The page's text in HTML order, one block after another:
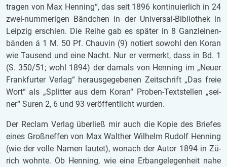
tra­gen von Max Hen­ning“, das seit 1896 kon­ti­nu­ier­lich in 24
zwei-num­me­ri­gen Bänd­chen in der Uni­ver­sal-Bi­blio­thek in
Leip­zig er­schien. Die Reihe gab es spä­ter in 8 Ganz­lei­nen­
bän­den á 1 M. 50 Pf. Chau­vin (9) no­tiert so­wohl den Koran
wie Tau­send und eine Nacht. Nur er ver­merkt, dass in Bd. 1
(S. 350/51; wohl 1894) der da­mals von Hen­ning im „Neuer
Frank­fur­ter Ver­lag“ her­aus­ge­ge­be­nen Zeit­schrift „Das freie
Wort“ als „Split­ter aus dem Koran“ Pro­ben-Text­stel­len „sei­
ner“ Suren 2, 6 und 93 ver­öf­fent­licht wur­den.
Der Re­clam Ver­lag über­ließ mir auch die Kopie des Brie­fes
eines Groß­nef­fen von Max Walt­her Wil­helm Ru­dolf Hen­ning
(wie der volle Namen lau­tet), wo­nach der Autor 1894 in Zü­
rich wohn­te. Ob Hen­ning, wie eine Erb­an­ge­le­gen­heit nahe